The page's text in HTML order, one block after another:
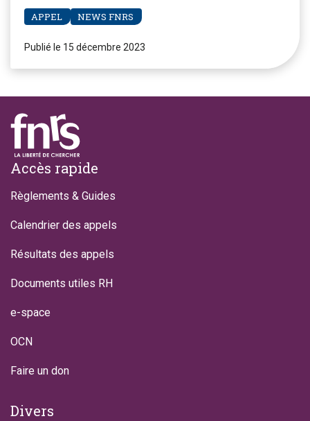
APPEL NEWS FNRS
Publié le 15 décembre 2023
Footer
Accès rapide
Règlements & Guides
Calendrier des appels
Résultats des appels
Documents utiles RH
e-space
OCN
Faire un don
Divers